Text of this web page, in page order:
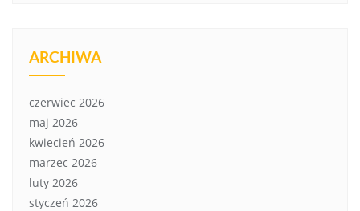
ARCHIWA
czerwiec 2026
maj 2026
kwiecień 2026
marzec 2026
luty 2026
styczeń 2026